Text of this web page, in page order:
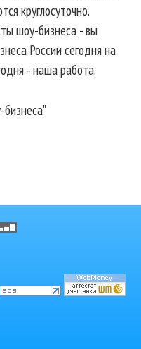
круглосуточно.
шоу-бизнеса - вы
России сегодня на
- наша работа.